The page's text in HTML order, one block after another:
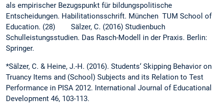
als empirischer Bezugspunkt für bildungspolitische
Entscheidungen. Habilitationsschrift. München TUM School of
Education. (28) Sälzer, C. (2016) Studienbuch
Schulleistungsstudien. Das Rasch-Modell in der Praxis. Berlin:
Springer.
*Sälzer, C. & Heine, J.-H. (2016). Students‘ Skipping Behavior on
Truancy Items and (School) Subjects and its Relation to Test
Performance in PISA 2012. International Journal of Educational
Development 46, 103-113.